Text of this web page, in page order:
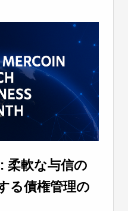
柔軟な与信の
る債権管理の